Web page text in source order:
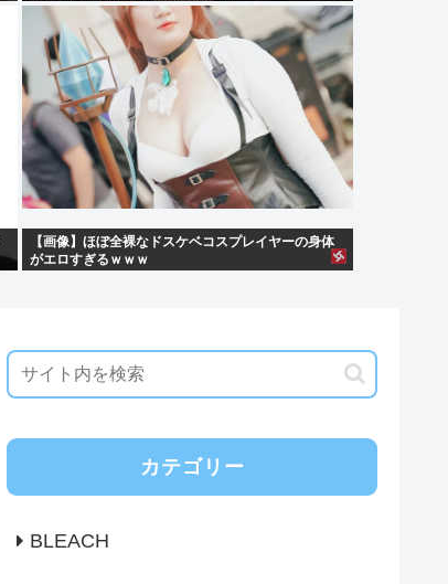
【画像】ほぼ全裸なドスケベコスプレイヤーの身体
がエロすぎるｗｗｗ
カテゴリー
BLEACH